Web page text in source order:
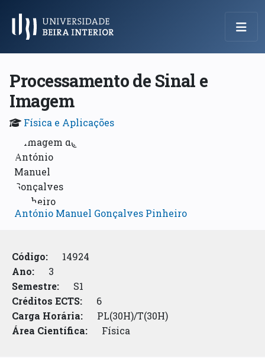
Menu Principal
Processamento de Sinal e
Imagem
Física e Aplicações
António Manuel Gonçalves Pinheiro
Código:
14924
Ano:
3
Semestre:
S1
Créditos ECTS:
6
Carga Horária:
PL(30H)/T(30H)
Área Científica:
Física